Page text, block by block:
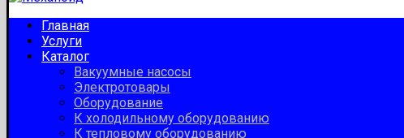
Главная
Услуги
Каталог
Вакуумные насосы
Электротовары
Оборудование
К холодильному оборудованию
К тепловому оборудованию